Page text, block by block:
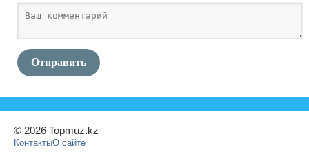
Отправить
© 2026 Topmuz.kz
КонтактыО сайте